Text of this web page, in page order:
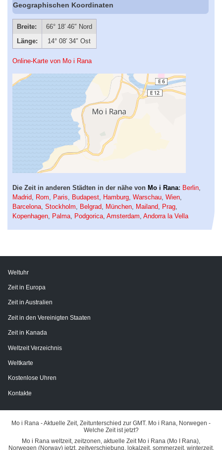
Geographischen Koordinaten
Breite:
66° 18′ 46″ Nord
Länge:
14° 08′ 34″ Ost
Online-Karte von Mo i Rana
Die Zeit in anderen Städten in der nähe von Mo i Rana: Berlin,
Madrid, Rom, Paris, Budapest, Hamburg, Warschau, Wien,
Barcelona, Stockholm, Belgrad, München, Mailand, Prag,
Kopenhagen, Palma, Podgorica, Amsterdam, Andorra la Vella
Weltuhr
Zeit in Europa
Zeit in Australien
Zeit in den Vereinigten Staaten
Zeit in Kanada
Weltzeit Verzeichnis
Weltkarte
Kostenlose Uhren
Kontakte
Mo i Rana - Aktuelle Zeit, Zeitunterschied zur GMT. Mo i Rana, Norwegen -
Welche Zeit ist jetzt?
Mo i Rana weltzeit, zeitzonen, aktuelle Zeit Mo i Rana (Mo I Rana),
Norwegen (Norway) jetzt, zeitverschiebung, lokalzeit, sommerzeit, winterzeit,